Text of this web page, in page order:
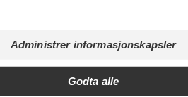
informasjonskapsler
Administrer informasjonskapsler
Godta alle